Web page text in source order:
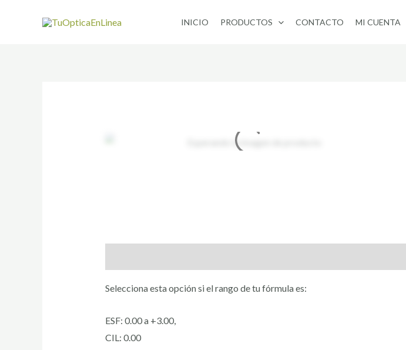
INICIO PRODUCTOS CONTACTO MI CUENTA
Selecciona esta opción si el rango de tu fórmula es:
ESF: 0.00 a +3.00,
CIL: 0.00